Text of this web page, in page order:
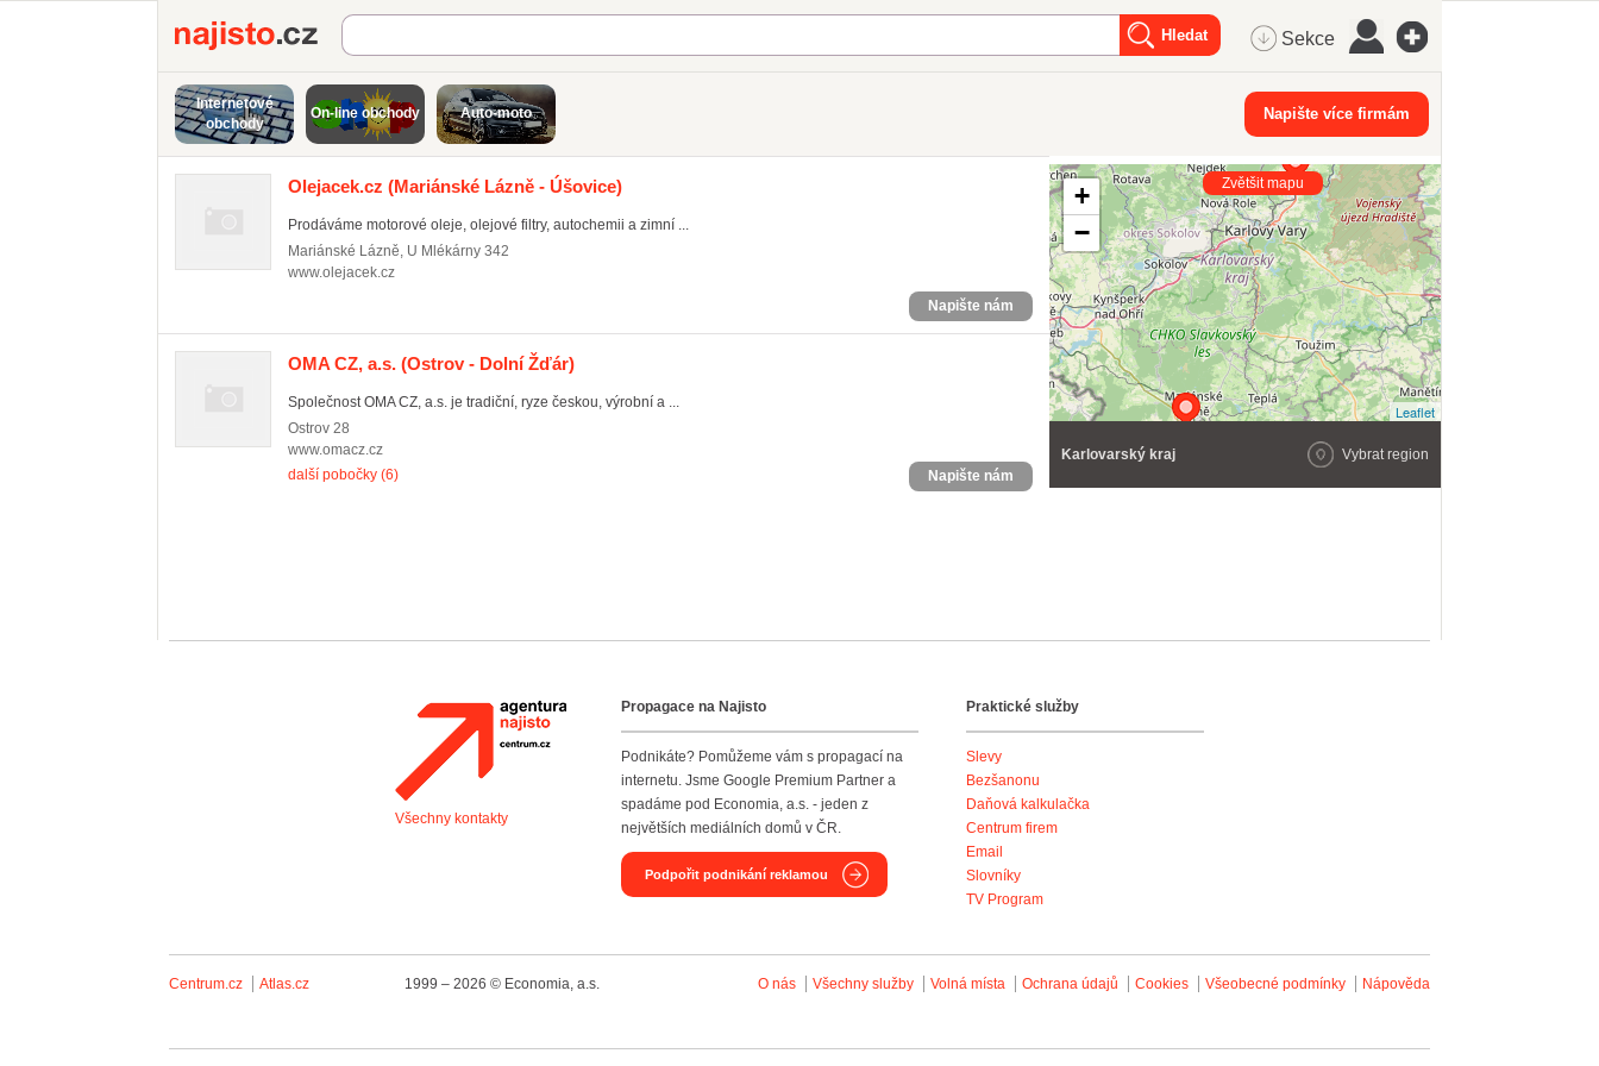
Najisto.cz Sekce
Internetové
obchody
On-line obchody Auto-moto Napište více firmám
Olejacek.cz (Mariánské Lázně - Úšovice)
Prodáváme motorové oleje, olejové filtry, autochemii a zimní ...
Mariánské Lázně, U Mlékárny 342
www.olejacek.cz
Napište nám
OMA CZ, a.s. (Ostrov - Dolní Žďár)
Společnost OMA CZ, a.s. je tradiční, ryze českou, výrobní a ...
Ostrov 28
www.omacz.cz
další pobočky (6)
Napište nám
+
−
Leaflet
Zvětšit mapu
Karlovarský kraj Vybrat region
Agentura Najisto
Všechny kontakty
Propagace na Najisto
Podnikáte? Pomůžeme vám s propagací na
internetu. Jsme Google Premium Partner a
spadáme pod Economia, a.s. - jeden z
největších mediálních domů v ČR.
Podpořit podnikání reklamou
Praktické služby
Slevy
Bezšanonu
Daňová kalkulačka
Centrum firem
Email
Slovníky
TV Program
Centrum.cz Atlas.cz 1999 – 2026 © Economia, a.s. O nás Všechny služby Volná místa Ochrana údajů Cookies Všeobecné podmínky Nápověda